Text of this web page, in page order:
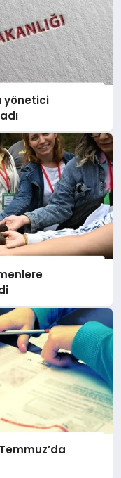
yönetici